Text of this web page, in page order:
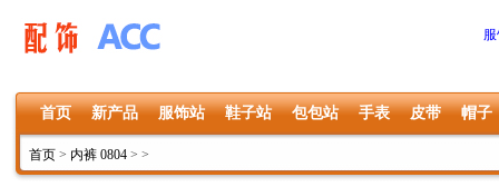
首页 新产品 服饰站 鞋子站 包包站 手表 皮带 帽子
首页 > 内裤 0804 > >